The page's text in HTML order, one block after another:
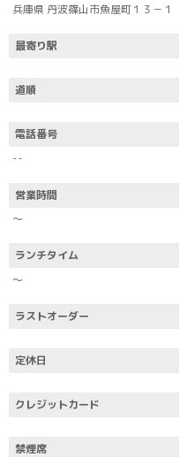
兵庫県 丹波篠山市魚屋町１３－１
最寄り駅
道順
電話番号
--
営業時間
～
ランチタイム
～
ラストオーダー
定休日
クレジットカード
禁煙席